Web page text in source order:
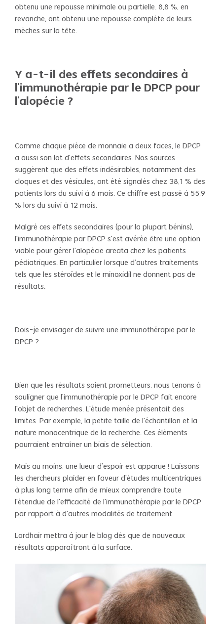
obtenu une repousse minimale ou partielle. 8,8 %, en
revanche, ont obtenu une repousse complète de leurs
mèches sur la tête.
Y a-t-il des effets secondaires à
l'immunothérapie par le DPCP pour
l'alopécie ?
Comme chaque pièce de monnaie a deux faces, le DPCP
a aussi son lot d'effets secondaires. Nos sources
suggèrent que des effets indésirables, notamment des
cloques et des vésicules, ont été signalés chez 38,1 % des
patients lors du suivi à 6 mois. Ce chiffre est passé à 55,9
% lors du suivi à 12 mois.
Malgré ces effets secondaires (pour la plupart bénins),
l'immunothérapie par DPCP s'est avérée être une option
viable pour gérer l'alopécie areata chez les patients
pédiatriques. En particulier lorsque d'autres traitements
tels que les stéroïdes et le minoxidil ne donnent pas de
résultats.
Dois-je envisager de suivre une immunothérapie par le
DPCP ?
Bien que les résultats soient prometteurs, nous tenons à
souligner que l'immunothérapie par le DPCP fait encore
l'objet de recherches. L'étude menée présentait des
limites. Par exemple, la petite taille de l'échantillon et la
nature monocentrique de la recherche. Ces éléments
pourraient entraîner un biais de sélection.
Mais au moins, une lueur d'espoir est apparue ! Laissons
les chercheurs plaider en faveur d'études multicentriques
à plus long terme afin de mieux comprendre toute
l'étendue de l'efficacité de l'immunothérapie par le DPCP
par rapport à d'autres modalités de traitement.
Lordhair mettra à jour le blog dès que de nouveaux
résultats apparaîtront à la surface.